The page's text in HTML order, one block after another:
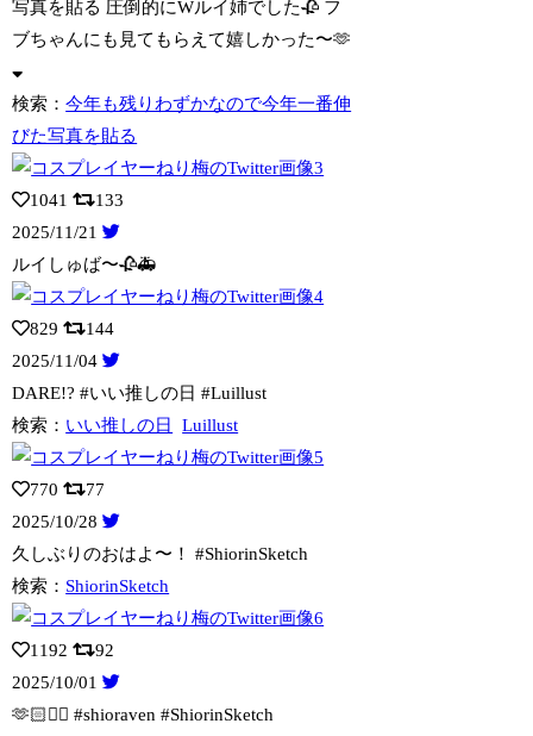
写真を貼る 圧倒的にWルイ姉でした🥀 フ
ブちゃんにも見てもらえて嬉しかった〜🫶
検索：今年も残りわずかなので今年一番伸
びた写真を貼る
1041
133
2025/11/21
ルイしゅば〜🥀🚑
829
144
2025/11/04
DARE!? #いい推しの日 #Luillust
検索： いい推しの日 Luillust
770
77
2025/10/28
久しぶりのおはよ〜！ #ShiorinSketch
検索： ShiorinSketch
1192
92
2025/10/01
🫶🏻👍🏻 #shioraven #ShiorinSketch